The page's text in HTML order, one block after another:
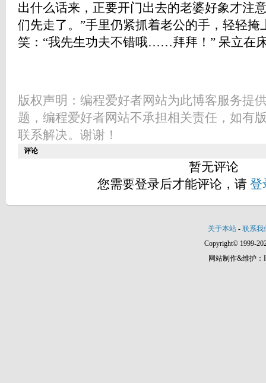
出什么话来，正要开门出去的老婆好象才注
们先走了。”手里仍紧抓着老公的手，轻轻
笑：“我先生功夫不错哦……拜拜！” 呆立
版权声明：编程爱好者网站为此博客服务提
题，编程爱好者网站不承担相关责任，如有
联系解决。谢谢！
评论
暂无评论
您需要登录后才能评论，请 登
关于本站 - 联系我
Copyright© 1999-
网站制作&维护